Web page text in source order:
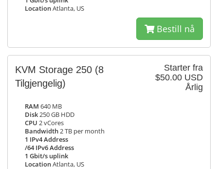
LocationAtlanta, US
Bestill nå
Starter fra
$50.00 USD
Årlig
KVM Storage 250 (8
Tilgjengelig)
RAM 640 MB
Disk250 GB HDD
CPU 2 vCores
Bandwidth2 TB per month
1 IPv4 Address
/64 IPv6 Address
1 Gbit/s uplink
LocationAtlanta, US